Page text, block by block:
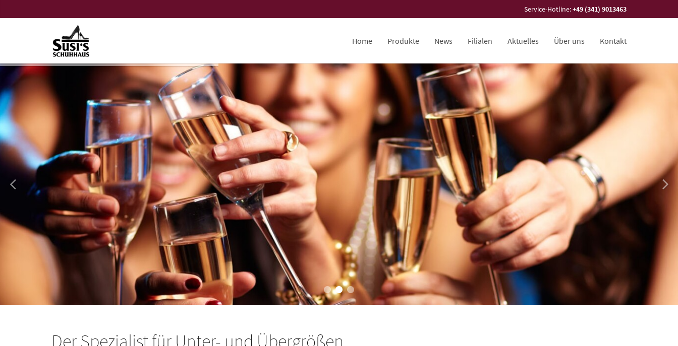
Service-Hotline:+49 (341) 9013463
Home Produkte News Filialen Aktuelles Über uns Kontakt
Der Spezialist für Unter- und Übergrößen